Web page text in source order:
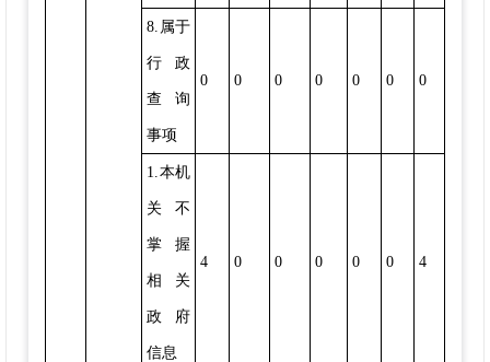
8.属于
行政
查询
事项
0 0 0 0 0 0 0
1.本机
关不
掌握
相关
政府
信息
4 0 0 0 0 0 4